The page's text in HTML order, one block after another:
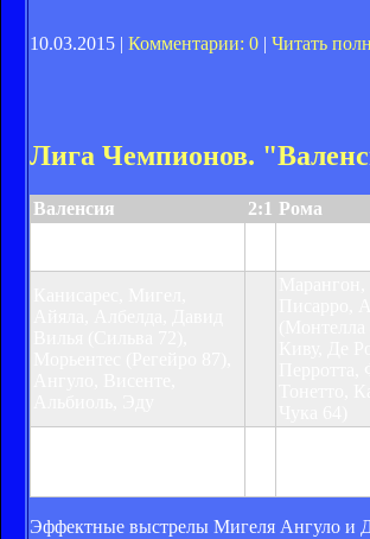
10.03.2015 | Комментарии: 0 | Читать
Лига Чемпионов.
Валенсия 2:1 Рома
Эффектные выстрелы Мигеля Ангуло и